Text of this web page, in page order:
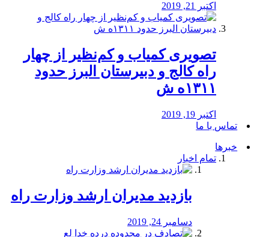
اکتبر 21, 2019
️تصویری کمیاب و کم‌نظیر از چهار
راه كالج و دبيرستان البرز حدود
۱۳۱۱ه ش
اکتبر 19, 2019
تماس با ما
خبرها
تمام اخبار
بازدید مدیران ارشد وزارت راه
دسامبر 24, 2019